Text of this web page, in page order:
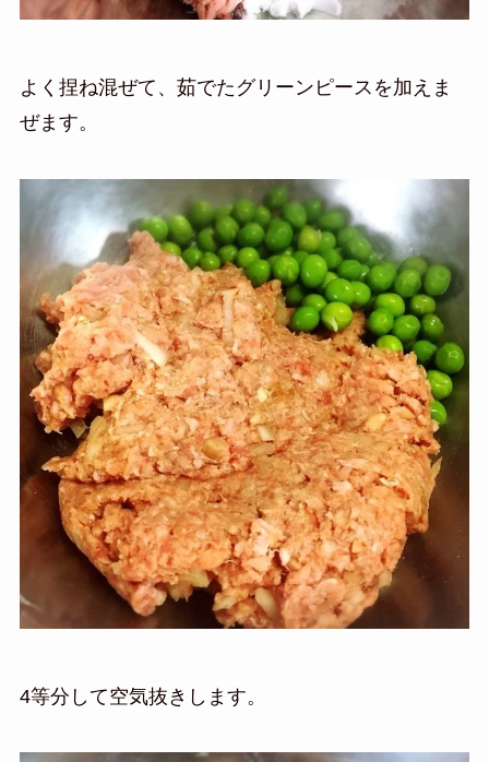
よく捏ね混ぜて、茹でたグリーンピースを加えま
ぜます。
4等分して空気抜きします。